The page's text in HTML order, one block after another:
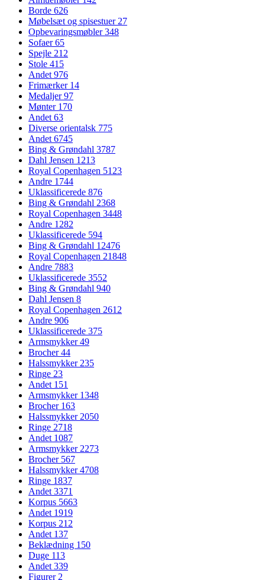
Borde 626
Møbelsæt og spisestuer27
Opbevaringsmøbler348
Sofaer65
Spejle 212
Stole 415
Andet976
Frimærker 14
Medaljer97
Mønter 170
Andet63
Diverse orientalsk 775
Andet6745
Bing & Grøndahl 3787
Dahl Jensen 1213
Royal Copenhagen 5123
Andre 1744
Uklassificerede 876
Bing & Grøndahl 2368
Royal Copenhagen 3448
Andre 1282
Uklassificerede 594
Bing & Grøndahl 12476
Royal Copenhagen 21848
Andre 7883
Uklassificerede 3552
Bing & Grøndahl 940
Dahl Jensen 8
Royal Copenhagen 2612
Andre 906
Uklassificerede 375
Armsmykker49
Brocher44
Halssmykker235
Ringe 23
Andet 151
Armsmykker 1348
Brocher 163
Halssmykker2050
Ringe 2718
Andet 1087
Armsmykker2273
Brocher 567
Halssmykker4708
Ringe 1837
Andet3371
Korpus 5663
Andet 1919
Korpus 212
Andet 137
Beklædning 150
Duge 113
Andet339
Figurer2